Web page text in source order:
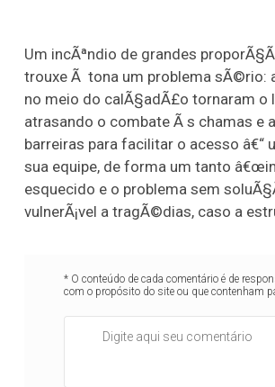
Um incÃªndio de grandes
trouxe Ã tona um problema sÃ©rio:
no meio do calÃ§adÃ£o tornaram o
atrasando o combate Ã s chamas
barreiras para facilitar o acesso â€“
sua equipe, de forma um tanto
esquecido e o problema sem
vulnerÃ¡vel a tragÃ©dias, caso a
* O conteúdo de cada comentário é de
com o propósito do site ou que contenham